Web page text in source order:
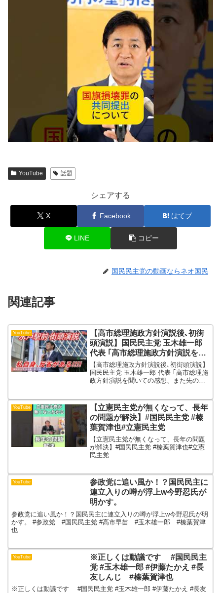
YouTube 話題
シェアする
X Facebook はてブ
LINE コピー
国民民主党の動画ならネオ国民
関連記事
YouTube
【高市総理施政方針演説後､初街
頭演説】国民民主党 玉木雄一郎
代表 ｢高市総理施政方針演説を聞
いての感想、また先の衆院選につ
いても話される。」
【高市総理施政方針演説後､初街頭演説】
国民民主党 玉木雄一郎 代表 ｢高市総理施
政方針演説を聞いての感想、また先の衆
戸駅南口ぺデストリアンデッキ前で国民
民主党...
YouTube
【立憲民主党が無くなって、長年
の問題が解決】#国民民主党 #榛
葉賀津也#立憲民主党
【立憲民主党が無くなって、長年の問題
が解決】#国民民主党 #榛葉賀津也#立憲
民主党
YouTube
参政党に追い風か！？国民民主に
連立入りの噂が浮上w今野忍氏が
明かす。
参政党に追い風か！？国民民主に連立入りの噂が浮上w今野忍氏が明
かす。 #参政党 #国民民主党 #高市早苗 #玉木雄一郎 #榛葉賀津
也
YouTube
※正しくは動議です #国民民主
党 #玉木雄一郎 #伊藤たかえ #長
友しんじ #榛葉賀津也
※正しくは動議です #国民民主党 #玉木雄一郎 #伊藤たかえ #長友